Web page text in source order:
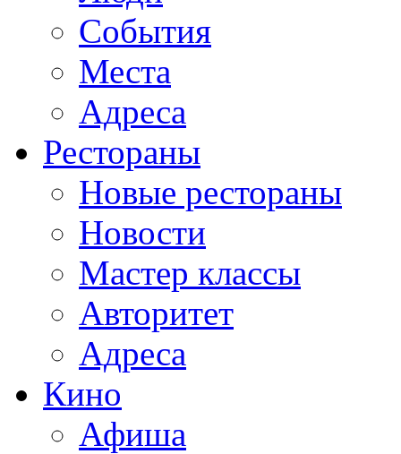
События
Места
Адреса
Рестораны
Новые рестораны
Новости
Мастер классы
Авторитет
Адреса
Кино
Афиша